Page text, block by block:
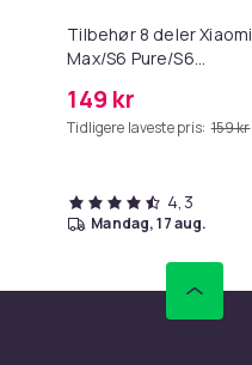
Tilbehør 8 deler
Max/S6 Pure/S6
149 kr
Tidligere laveste pris: 159 kr
4,3
mandag, 17 aug.